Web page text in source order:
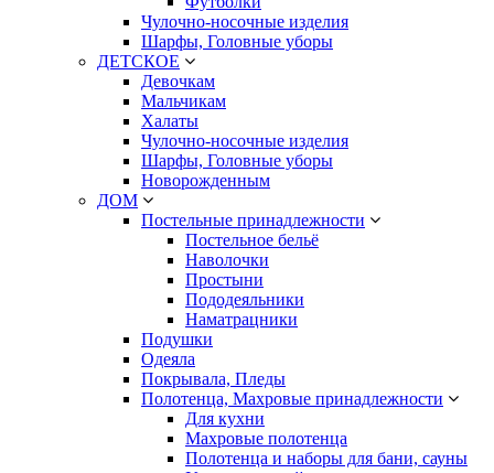
Чулочно-носочные изделия
Шарфы, Головные уборы
ДЕТСКОЕ
Девочкам
Мальчикам
Халаты
Чулочно-носочные изделия
Шарфы, Головные уборы
Новорожденным
ДОМ
Постельные принадлежности
Постельное бельё
Наволочки
Простыни
Пододеяльники
Наматрацники
Подушки
Одеяла
Покрывала, Пледы
Полотенца, Махровые принадлежности
Для кухни
Махровые полотенца
Полотенца и наборы для бани, сауны